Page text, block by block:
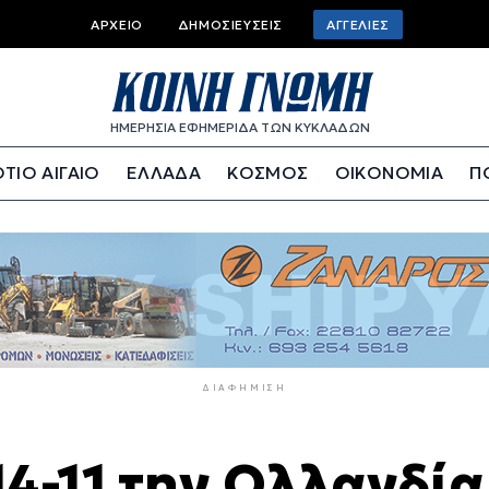
Top
bar
menu
ΑΡΧΕΊΟ ΔΗΜΟΣΙΕΎΣΕΙΣ ΑΓΓΕΛΊΕΣ
ΗΜΕΡΗΣΙΑ ΕΦΗΜΕΡΙΔΑ ΤΩΝ ΚΥΚΛΑΔΩΝ
ΑΙΓΑΙΟ ΕΛΛΑΔΑ ΚΟΣΜΟΣ ΟΙΚΟΝΟΜΙΑ
ΔΙΑΦΉΜΙΣΗ